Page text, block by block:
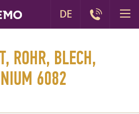
ROHR, BLECH,
6082
DE